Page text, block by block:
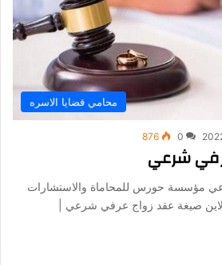
محامي قضايا الاسره
0
876
شرعي
مؤسسة حورس للمحاماة والاستشارات
لاين صيغة عقد زواج عرفي شرعي |